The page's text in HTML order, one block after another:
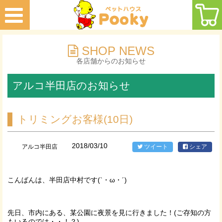
SHOP NEWS
各店舗からのお知らせ
アルコ半田店のお知らせ
トリミングお客様(10日)
アルコ半田店 2018/03/10 ツイート シェア
こんばんは、半田店中村です(`・ω・´)
先日、市内にある、某公園に夜景を見に行きました！(ご存知の方